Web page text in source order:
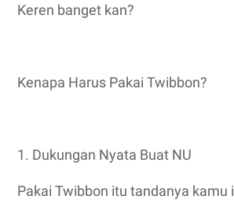
Keren banget kan?
Kenapa Harus Pakai Twibbon?
1. Dukungan Nyata Buat NU
Pakai Twibbon itu tandanya kamu